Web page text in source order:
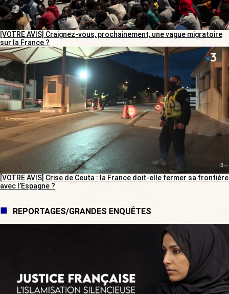
[VOTRE AVIS] Craignez-vous, prochainement, une vague migratoire
sur la France ?
[VOTRE AVIS] Crise de Ceuta : la France doit-elle fermer sa frontière
avec l’Espagne ?
REPORTAGES/GRANDES ENQUÊTES